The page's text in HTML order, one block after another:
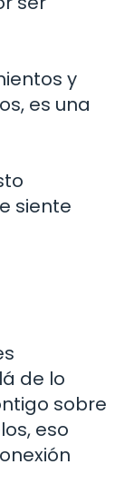
y
es una
siente
de lo
sobre
eso